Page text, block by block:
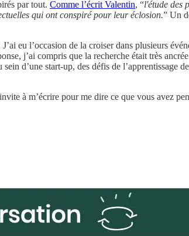
par tout. Comme l’écrit Valentin, “l'étude des
qui ont conspiré pour leur éclosion.” Un
J’ai eu l’occasion de la croiser dans plusieurs
j’ai compris que la recherche était très
d’une start-up, des défis de l’apprentissage
à m’écrire pour me dire ce que vous avez